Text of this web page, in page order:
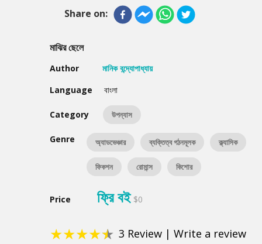
Share on:
মাঝির ছেলে
Author
মানিক বন্দ্যোপাধ্যায়
Language
বাংলা
Category উপন্যাস
Genre অ্যাডভেঞ্চার ব্যক্তিত্ব গঠনমূলক ক্ল্যাসিক
ফিকশন রোমান্স কিশোর
Price ফ্রি বই $0
★★★★★ 3 Review | Write a review